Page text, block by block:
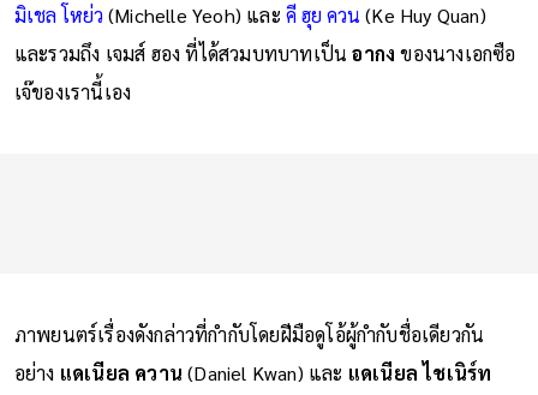
มิเชล โหย่ว (Michelle Yeoh) และคี ฮุย ควน (Ke Huy Quan)
และรวมถึง เจมส์ ฮอง ที่ได้สวมบทบาทเป็นอากง ของนางเอกซือ
เจ๊ของเรานี้เอง
ภาพยนตร์เรื่องดังกล่าวที่กำกับโดยฝีมือดูโอ้ผู้กำกับชื่อเดียวกัน
อย่าง แดเนียล ควาน (Daniel Kwan) และ แดเนียล ไชเนิร์ท